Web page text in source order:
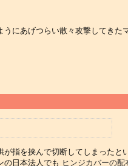
にあげつらい散々攻撃してき
指を挟んで切断してしまったと
の日本法人でも ヒンジカバーの配